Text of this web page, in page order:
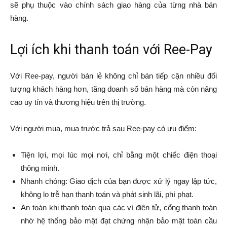
sẽ phụ thuộc vào chính sách giao hàng của từng nhà bán
hàng.
Lợi ích khi thanh toán với Ree-Pay
Với Ree-pay, người bán lẻ không chỉ bán tiếp cận nhiều đối
tượng khách hàng hơn, tăng doanh số bán hàng mà còn nâng
cao uy tín và thương hiệu trên thị trường.
Với người mua, mua trước trả sau Ree-pay có ưu điểm:
Tiện lợi, mọi lúc mọi nơi, chỉ bằng một chiếc điện thoại
thông minh.
Nhanh chóng: Giao dịch của bạn được xử lý ngay lập tức,
không lo trễ hạn thanh toán và phát sinh lãi, phí phạt.
An toàn khi thanh toán qua các ví điện tử, cổng thanh toán
nhờ hệ thống bảo mật đạt chứng nhận bảo mật toàn cầu